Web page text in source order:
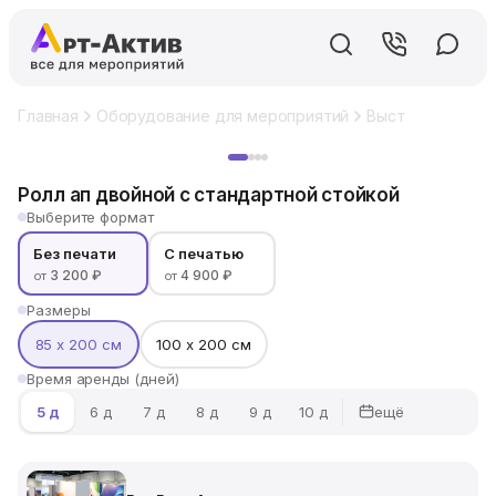
Главная Оборудование для мероприятий Выставочный
Ролл ап двойной с стандартной стойкой
Выберите формат
Без печати
от 3 200 ₽
С печатью
от4 900 ₽
Размеры
85 х 200 см
100 х 200 см
Время аренды (дней)
5 д
6 д 7 д 8 д 9 д 10 д ещё